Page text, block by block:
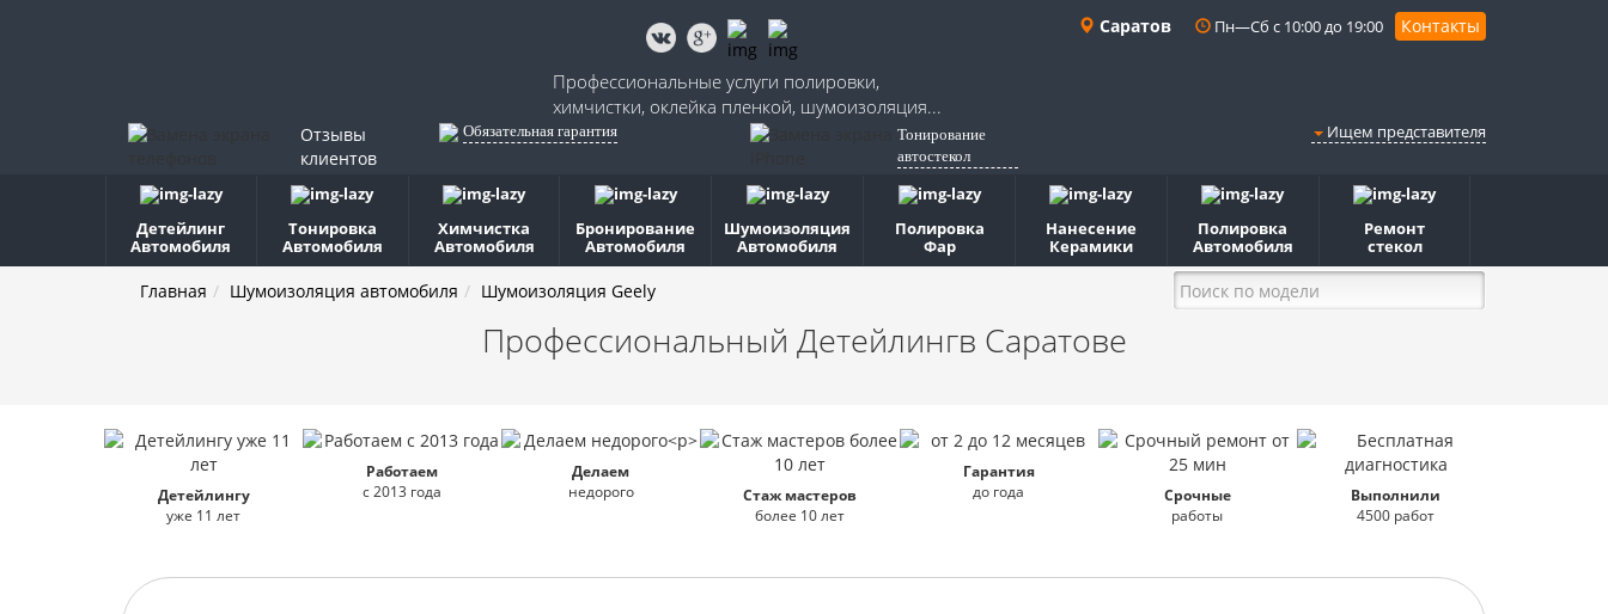
Саратов Пн—Сб с 10:00 до 19:00 Контакты
Профессиональные услуги полировки,
химчистки, оклейка пленкой, шумоизоляция...
Отзывы
клиентов
Обязательная гарантия
Тонирование
автостекол
Ищем представителя
Детейлинг
Автомобиля
Тонировка
Автомобиля
Химчистка
Автомобиля
Бронирование
Автомобиля
Шумоизоляция
Автомобиля
Полировка
Фар
Нанесение
Керамики
Полировка
Автомобиля
Ремонт
стекол
Главная Шумоизоляция автомобиля Шумоизоляция Geely
Профессиональный Детейлингв Саратове
Детейлингу
уже 11 лет
Работаем
с 2013 года
Делаем
недорого
Стаж мастеров
более 10 лет
Гарантия
до года
Срочные
работы
Выполнили
4500 работ